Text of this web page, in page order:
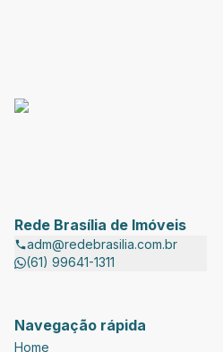
Rede Brasília de Imóveis
adm@redebrasilia.com.br
(61) 99641-1311
Navegação rápida
Home